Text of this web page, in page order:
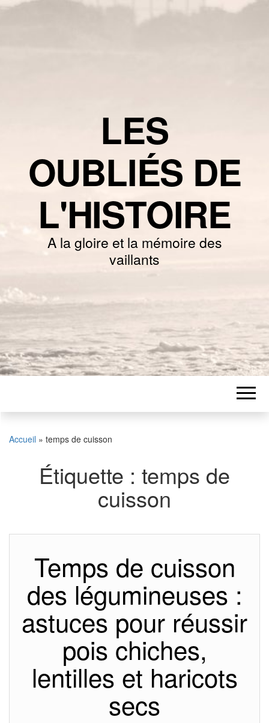
LES
OUBLIÉS DE
L'HISTOIRE
A la gloire et la mémoire des
vaillants
Accueil » temps de cuisson
Étiquette : temps de
cuisson
Temps de cuisson
des légumineuses :
astuces pour réussir
pois chiches,
lentilles et haricots
secs